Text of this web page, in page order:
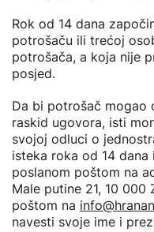
Rok od 14 dana
potrošaču ili trećoj
potrošača, a koja nije
posjed.
Da bi potrošač mogao
raskid ugovora, isti
svojoj odluci o
isteka roka od 14
poslanom poštom na
Male putine 21, 10
poštom na
navesti svoje ime i